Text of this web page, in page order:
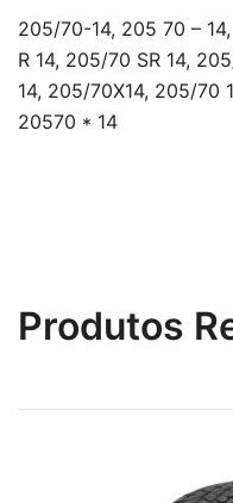
205/70-14, 205 70 –
R 14, 205/70 SR 14,
14, 205/70X14, 205/70
20570 * 14
Produtos